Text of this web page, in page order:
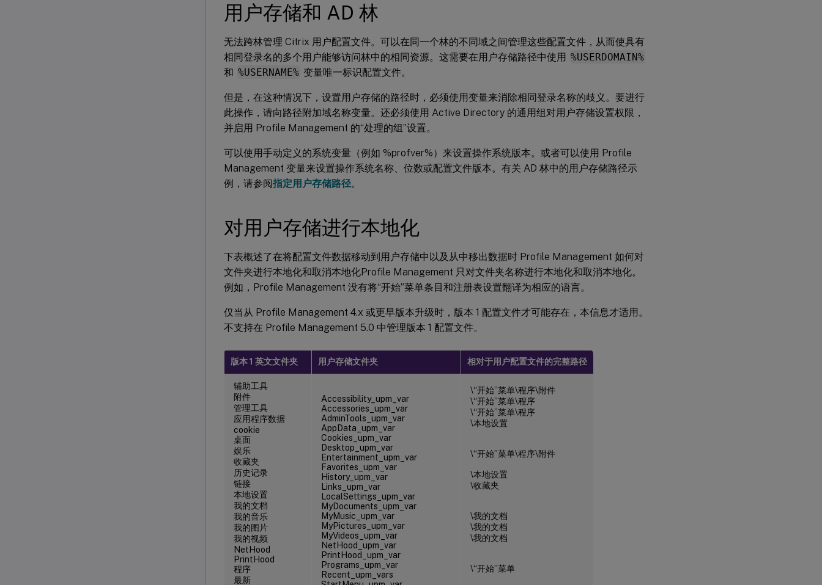
用户存储和 AD 林
无法跨林管理 Citrix 用户配置文件。可以在同一个林的不同域之间管理这些配置文件，从而使具有
相同登录名的多个用户能够访问林中的相同资源。这需要在用户存储路径中使用 %USERDOMAIN%
和 %USERNAME% 变量唯一标识配置文件。
但是，在这种情况下，设置用户存储的路径时，必须使用变量来消除相同登录名称的歧义。要进行
此操作，请向路径附加域名称变量。还必须使用 Active Directory 的通用组对用户存储设置权限，
并启用 Profile Management 的“处理的组”设置。
可以使用手动定义的系统变量（例如 %profver%）来设置操作系统版本。或者可以使用 Profile
Management 变量来设置操作系统名称、位数或配置文件版本。有关 AD 林中的用户存储路径示
例，请参阅指定用户存储路径。
对用户存储进行本地化
下表概述了在将配置文件数据移动到用户存储中以及从中移出数据时 Profile Management 如何对
文件夹进行本地化和取消本地化Profile Management 只对文件夹名称进行本地化和取消本地化。
例如，Profile Management 没有将“开始”菜单条目和注册表设置翻译为相应的语言。
仅当从 Profile Management 4.x 或更早版本升级时，版本 1 配置文件才可能存在，本信息才适用。
不支持在 Profile Management 5.0 中管理版本 1 配置文件。
版本 1 英文文件夹 用户存储文件夹 相对于用户配置文件的完整路径
辅助工具
附件
管理工具
应用程序数据
cookie
桌面
娱乐
收藏夹
历史记录
链接
本地设置
我的文档
我的音乐
我的图片
我的视频
NetHood
PrintHood
程序
最新
Accessibility_upm_var
Accessories_upm_var
AdminTools_upm_var
AppData_upm_var
Cookies_upm_var
Desktop_upm_var
Entertainment_upm_var
Favorites_upm_var
History_upm_var
Links_upm_var
LocalSettings_upm_var
MyDocuments_upm_var
MyMusic_upm_var
MyPictures_upm_var
MyVideos_upm_var
NetHood_upm_var
PrintHood_upm_var
Programs_upm_var
Recent_upm_vars
\“开始”菜单\程序\附件
\“开始”菜单\程序
\“开始”菜单\程序
\本地设置
\“开始”菜单\程序\附件
\本地设置
\收藏夹
\我的文档
\我的文档
\我的文档
\“开始”菜单